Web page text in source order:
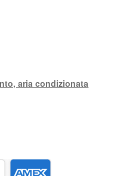
aria condizionata